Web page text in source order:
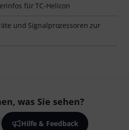
für TC-Helicon
und Signalprozessoren zur
was Sie sehen?
Hilfe & Feedback